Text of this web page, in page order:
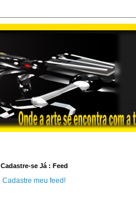
Cadastre-se Já : Feed
Cadastre meu feed!